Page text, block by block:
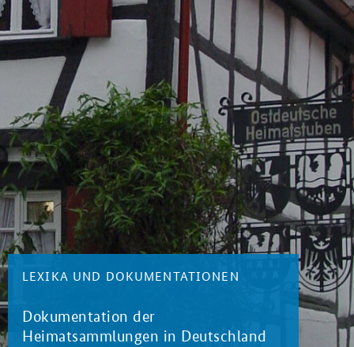
LEXIKA UND DOKUMENTATIONEN
Dokumentation der
Heimatsammlungen in Deutschland